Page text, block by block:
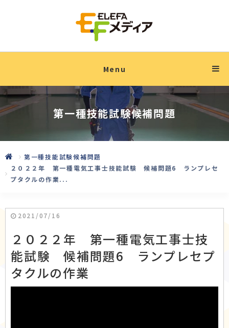
Menu
第一種技能試験候補問題
第一種技能試験候補問題
２０２２年 第一種電気工事士技能試験 候補問題6 ランプレセ
プタクルの作業...
2021/07/16
２０２２年 第一種電気工事士技
能試験 候補問題6 ランプレセプ
タクルの作業